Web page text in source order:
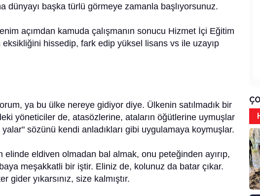
dünyayı başka türlü görmeye zamanla başlıyorsunuz.
açımdan kamuda çalışmanın sonucu Hizmet İçi Eğitim
eksikliğini hissedip, fark edip yüksel lisans vs ile uzayıp
ya bu ülke nereye gidiyor diye. Ülkenin satılmadık bir
yöneticiler de, atasözlerine, ataların öğütlerine uymuşlar
yalar" sözünü kendi anladıkları gibi uygulamaya koymuşlar.
elinde eldiven olmadan bal almak, onu peteğinden ayırıp,
meşakkatli bir iştir. Eliniz de, kolunuz da batar çıkar.
gider yıkarsınız, size kalmıştır.